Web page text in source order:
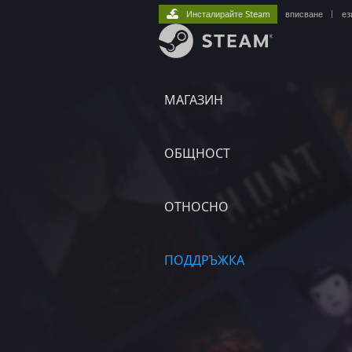
МАГАЗИН
ОБЩНОСТ
ОТНОСНО
ПОДДРЪЖКА
Инсталирайте Steam вписване